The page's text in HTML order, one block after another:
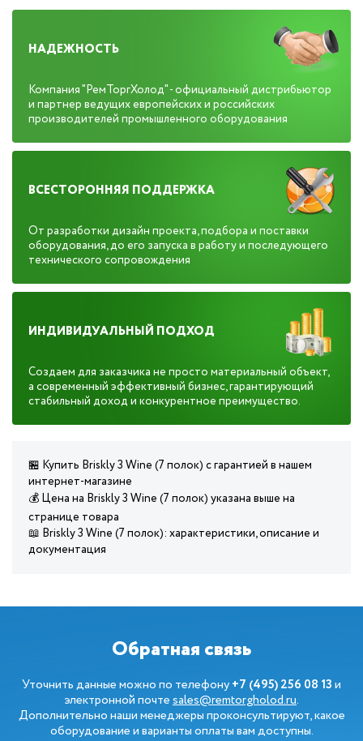
НАДЕЖНОСТЬ
Компания "РемТоргХолод" - официальный дистрибьютор
и партнер ведущих европейских и российских
производителей промышленного оборудования
ВСЕСТОРОННЯЯ ПОДДЕРЖКА
От разработки дизайн проекта, подбора и поставки
оборудования, до его запуска в работу и последующего
технического сопровождения
ИНДИВИДУАЛЬНЫЙ ПОДХОД
Создаем для заказчика не просто материальный объект,
а современный эффективный бизнес, гарантирующий
стабильный доход и конкурентное преимущество.
🏪 Купить Briskly 3 Wine (7 полок) с гарантией в нашем
интернет-магазине
💰 Цена на Briskly 3 Wine (7 полок) указана выше на
странице товара
📖 Briskly 3 Wine (7 полок): характеристики, описание и
документация
Обратная связь
Уточнить данные можно по телефону+7 (495) 256 08 13и
электронной почтеsales@remtorgholod.ru.
Дополнительно наши менеджеры проконсультируют, какое
оборудование и варианты оплаты вам доступны.